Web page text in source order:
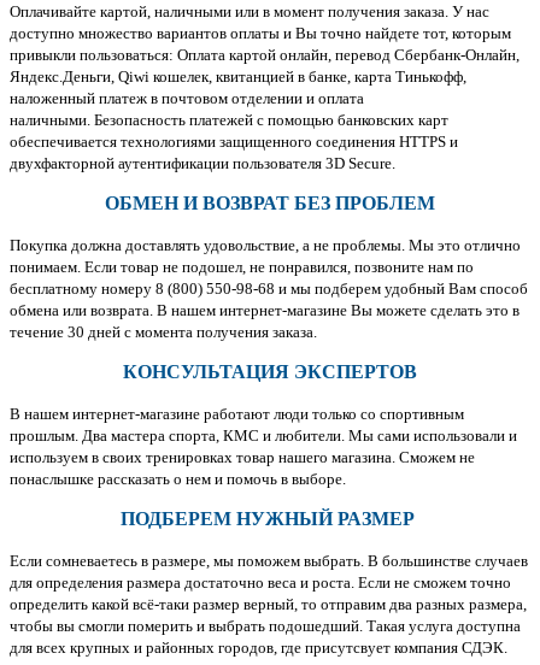
Оплачивайте картой, наличными или в момент получения заказа. У нас
доступно множество вариантов оплаты и Вы точно найдете тот, которым
привыкли пользоваться: Оплата картой онлайн, перевод Сбербанк-Онлайн,
Яндекс.Деньги, Qiwi кошелек, квитанцией в банке, карта Тинькофф,
наложенный платеж в почтовом отделении и оплата
наличными. Безопасность платежей с помощью банковских карт
обеспечивается технологиями защищенного соединения HTTPS и
двухфакторной аутентификации пользователя 3D Secure.
ОБМЕН И ВОЗВРАТ БЕЗ ПРОБЛЕМ
Покупка должна доставлять удовольствие, а не проблемы. Мы это отлично
понимаем. Если товар не подошел, не понравился, позвоните нам по
бесплатному номеру 8 (800) 550-98-68 и мы подберем удобный Вам способ
обмена или возврата. В нашем интернет-магазине Вы можете сделать это в
течение 30 дней с момента получения заказа.
КОНСУЛЬТАЦИЯ ЭКСПЕРТОВ
В нашем интернет-магазине работают люди только со спортивным
прошлым. Два мастера спорта, КМС и любители. Мы сами использовали и
используем в своих тренировках товар нашего магазина. Сможем не
понаслышке рассказать о нем и помочь в выборе.
ПОДБЕРЕМ НУЖНЫЙ РАЗМЕР
Если сомневаетесь в размере, мы поможем выбрать. В большинстве случаев
для определения размера достаточно веса и роста. Если не сможем точно
определить какой всё-таки размер верный, то отправим два разных размера,
чтобы вы смогли померить и выбрать подошедший. Такая услуга доступна
для всех крупных и районных городов, где присутсвует компания СДЭК.